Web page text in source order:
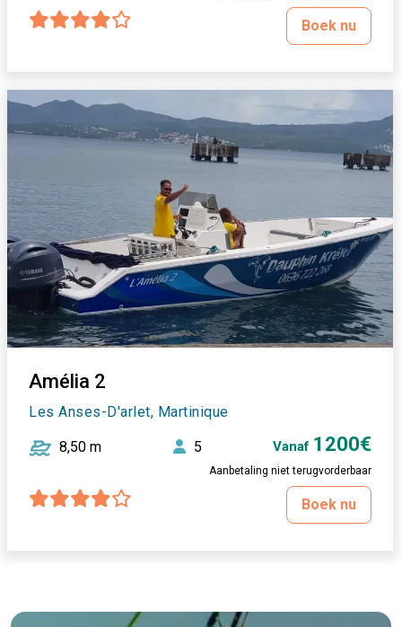
Boek nu
Amélia 2
Les Anses-D'arlet, Martinique
8,50 m 5 Vanaf 1200€
Aanbetaling niet terugvorderbaar
Boek nu